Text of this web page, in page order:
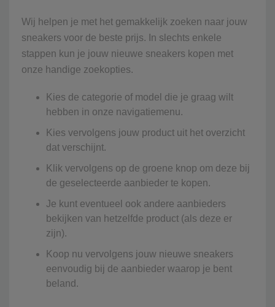
Wij helpen je met het gemakkelijk zoeken naar jouw
sneakers voor de beste prijs. In slechts enkele
stappen kun je jouw nieuwe sneakers kopen met
onze handige zoekopties.
Kies de categorie of model die je graag wilt
hebben in onze navigatiemenu.
Kies vervolgens jouw product uit het overzicht
dat verschijnt.
Klik vervolgens op de groene knop om deze bij
de geselecteerde aanbieder te kopen.
Je kunt eventueel ook andere aanbieders
bekijken van hetzelfde product (als deze er
zijn).
Koop nu vervolgens jouw nieuwe sneakers
eenvoudig bij de aanbieder waarop je bent
beland.